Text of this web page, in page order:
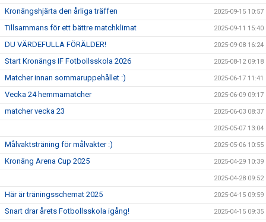
Kronängshjärta den årliga träffen 2025-09-15 10:57
Tillsammans för ett bättre matchklimat 2025-09-11 15:40
DU VÄRDEFULLA FÖRÄLDER! 2025-09-08 16:24
Start Kronängs IF Fotbollsskola 2026 2025-08-12 09:18
Matcher innan sommaruppehållet :) 2025-06-17 11:41
Vecka 24 hemmamatcher 2025-06-09 09:17
matcher vecka 23 2025-06-03 08:37
2025-05-07 13:04
Målvaktsträning för målvakter :) 2025-05-06 10:55
Kronäng Arena Cup 2025 2025-04-29 10:39
2025-04-28 09:52
Här är träningsschemat 2025 2025-04-15 09:59
Snart drar årets Fotbollsskola igång! 2025-04-15 09:35